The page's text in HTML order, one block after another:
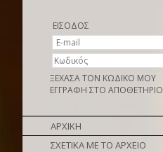
ΕΙΣΟΔΟΣ
ΞΕΧΑΣΑ ΤΟΝ ΚΩΔΙΚΟ ΜΟΥ
ΕΓΓΡΑΦΗ ΣΤΟ ΑΠΟΘΕΤΗΡΙΟ
ΑΡΧΙΚΗ
ΣΧΕΤΙΚΑ ΜΕ ΤΟ ΑΡΧΕΙΟ